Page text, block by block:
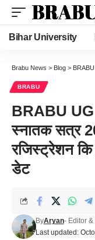
Bihar University
Brabu News > Blog > BRABU
BRABU
BRABU
स्नातक सत्र
रजिस्ट्रेशन कि
डेट
Last updated:
ByAryan- Editor &